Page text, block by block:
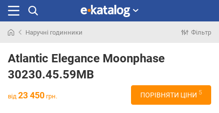
раніше
Наручні годинники Фільтр
Atlantic Elegance Moonphase
30230.45.59MB
від 23 450 грн. ПОРІВНЯТИ ЦІНИ 5